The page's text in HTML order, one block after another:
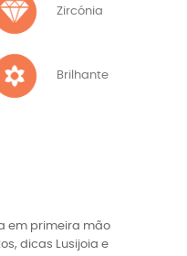
Zircónia
Brilhante
em primeira mão
dicas Lusijoia e